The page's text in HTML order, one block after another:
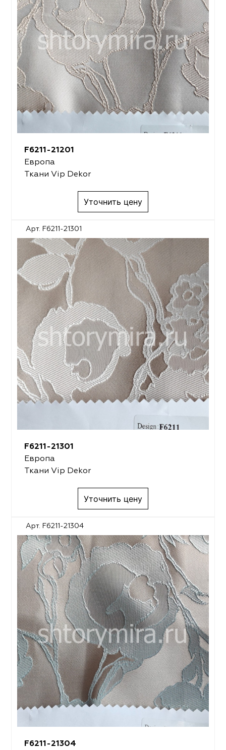
F6211-21201
Европа
Ткани Vip Dekor
Уточнить цену
Арт. F6211-21301
F6211-21301
Европа
Ткани Vip Dekor
Уточнить цену
Арт. F6211-21304
F6211-21304